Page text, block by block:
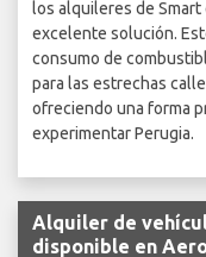
los alquileres de Smart
excelente solución.
consumo de
para las estrechas
ofreciendo una forma
experimentar Perugia.
Alquiler de
disponible en